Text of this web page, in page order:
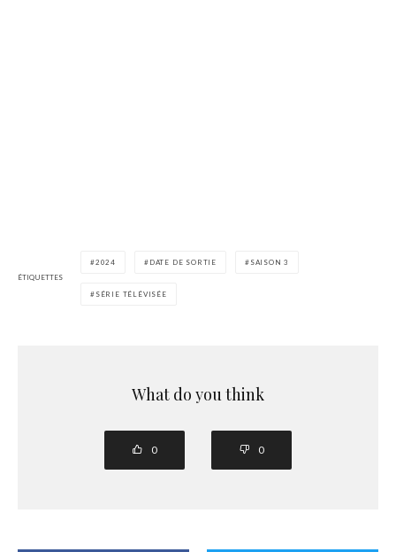
ÉTIQUETTES
2024 DATE DE SORTIE SAISON 3
SÉRIE TÉLÉVISÉE
What do you think
0 0